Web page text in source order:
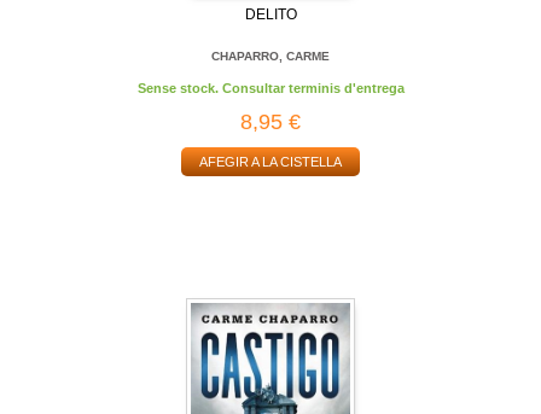
DELITO
CHAPARRO, CARME
Sense stock. Consultar terminis d'entrega
8,95 €
AFEGIR A LA CISTELLA